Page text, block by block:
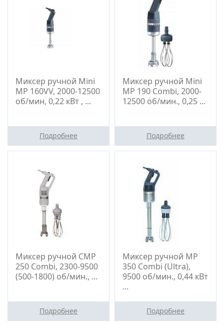
Миксер ручной Mini
MP 160VV, 2000-12500
об/мин, 0,22 кВт , ...
Подробнее
Миксер ручной Mini
MP 190 Combi, 2000-
12500 об/мин., 0,25 ...
Подробнее
Миксер ручной CМР
250 Combi, 2300-9500
(500-1800) об/мин., ...
Подробнее
Миксер ручной МР
350 Combi (Ultra),
9500 об/мин., 0,44 кВт
...
Подробнее